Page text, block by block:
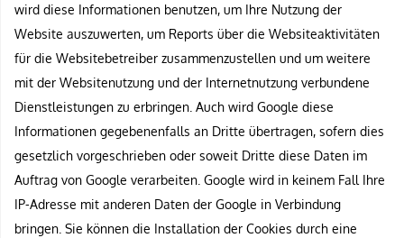
wird diese Informationen benutzen, um Ihre Nutzung der
Website auszuwerten, um Reports über die Websiteaktivitäten
für die Websitebetreiber zusammenzustellen und um weitere
mit der Websitenutzung und der Internetnutzung verbundene
Dienstleistungen zu erbringen. Auch wird Google diese
Informationen gegebenenfalls an Dritte übertragen, sofern dies
gesetzlich vorgeschrieben oder soweit Dritte diese Daten im
Auftrag von Google verarbeiten. Google wird in keinem Fall Ihre
IP-Adresse mit anderen Daten der Google in Verbindung
bringen. Sie können die Installation der Cookies durch eine